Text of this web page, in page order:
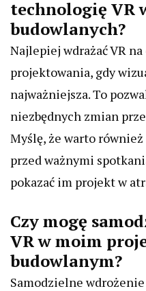
technologię VR
budowlanych?
Najlepiej wdrażać VR
projektowania, gdy
najważniejsza. To
niezbędnych zmian
Myślę, że warto
przed ważnymi
pokazać im projekt w
Czy mogę
VR w moim
budowlanym?
Samodzielne